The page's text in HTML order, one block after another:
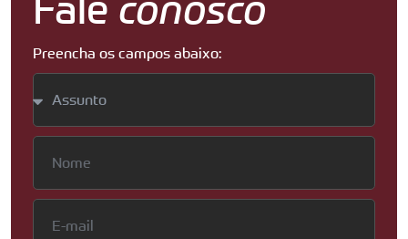
Preencha os campos abaixo: